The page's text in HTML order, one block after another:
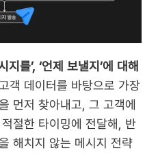
지를’, ‘언제 보낼지’에 대해
객 데이터를 바탕으로 가장
먼저 찾아내고, 그 고객에
절한 타이밍에 전달해, 반
해치지 않는 메시지 전략